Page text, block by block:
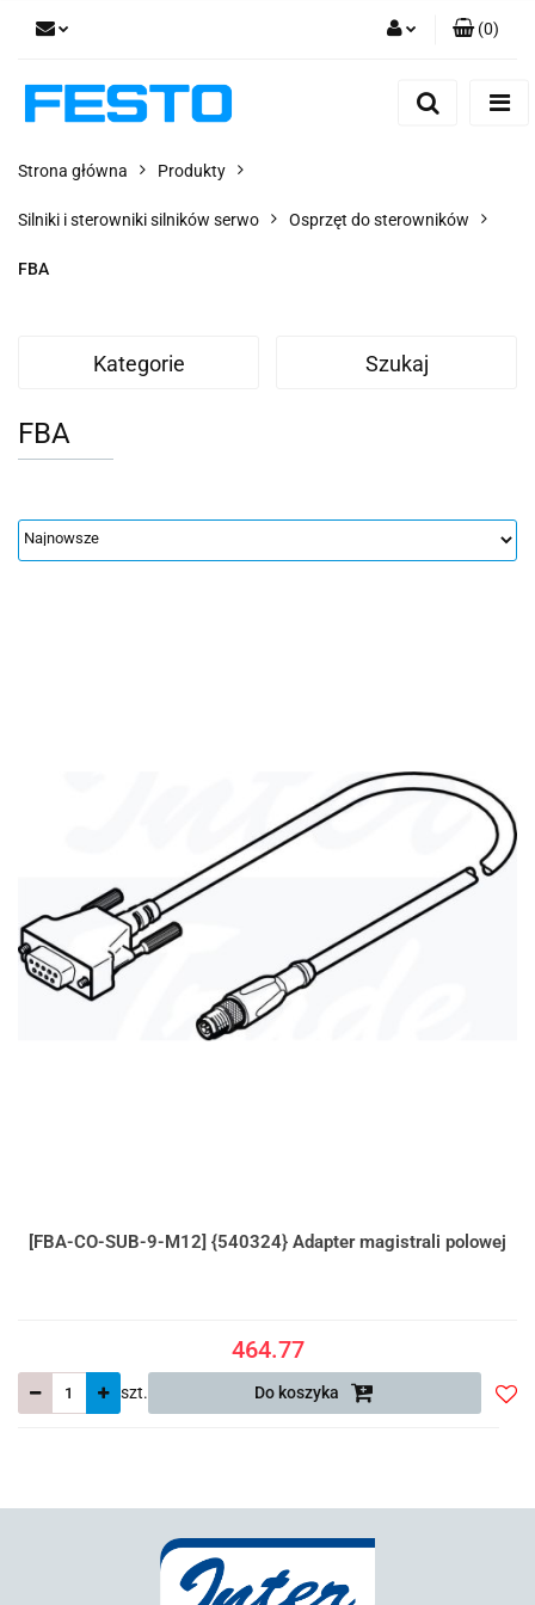
(0)
Strona główna Produkty
Silniki i sterowniki silników serwo Osprzęt do sterowników
FBA
Kategorie Szukaj
FBA
[FBA-CO-SUB-9-M12] {540324} Adapter magistrali polowej
464.77
szt. Do koszyka